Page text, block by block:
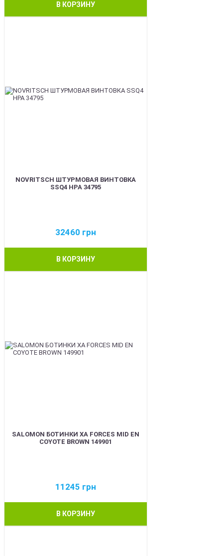
В КОРЗИНУ
NOVRITSCH ШТУРМОВАЯ ВИНТОВКА
SSQ4 HPA 34795
32460 грн
В КОРЗИНУ
SALOMON БОТИНКИ XA FORCES MID EN
COYOTE BROWN 149901
11245 грн
В КОРЗИНУ